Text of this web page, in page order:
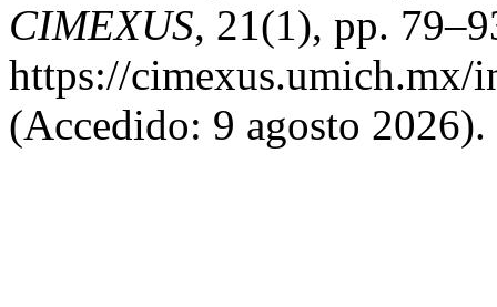
CIMEXUS, 21(1), pp.
https://cimexus.umich.mx/
(Accedido: 9 agosto 2026).